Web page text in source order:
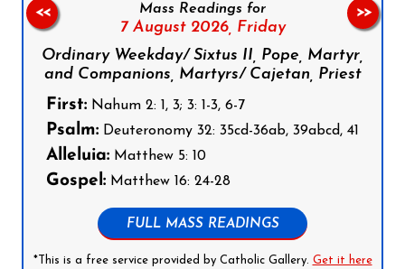
Mass Readings for
7 August 2026, Friday
Ordinary Weekday/ Sixtus II, Pope, Martyr,
and Companions, Martyrs/ Cajetan, Priest
First: Nahum 2: 1, 3; 3: 1-3, 6-7
Psalm: Deuteronomy 32: 35cd-36ab, 39abcd, 41
Alleluia: Matthew 5: 10
Gospel: Matthew 16: 24-28
FULL MASS READINGS
*This is a free service provided by Catholic Gallery. Get it here
<< >>